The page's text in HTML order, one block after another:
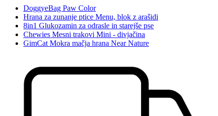
DoggyeBag Paw Color
Hrana za zunanje ptice Menu, blok z arašidi
8in1 Glukozamin za odrasle in starejše pse
Chewies Mesni trakovi Mini - divjačina
GimCat Mokra mačja hrana Near Nature